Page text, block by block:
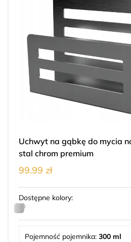
Uchwyt na gąbkę do mycia
stal chrom premium
99.99 zł
Dostępne kolory:
Pojemność pojemnika: 300 ml